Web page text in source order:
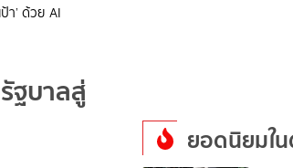
า’ ด้วย AI
ฐบาลสู่
ยอดนิยมใ